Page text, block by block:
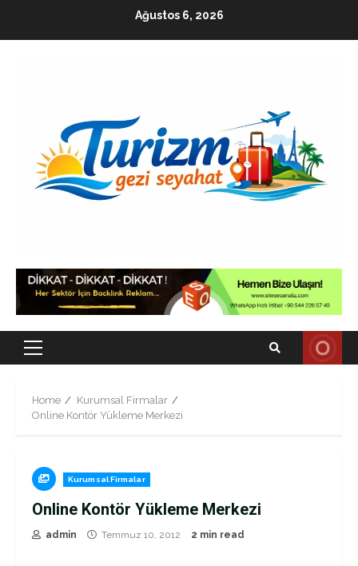
Ağustos 6, 2026
Primary
Home
Kurumsal Firmalar
Online Kontör Yükleme Merkezi
Kurumsal Firmalar
Online Kontör Yükleme Merkezi
admin Temmuz 10, 2012 2 min read